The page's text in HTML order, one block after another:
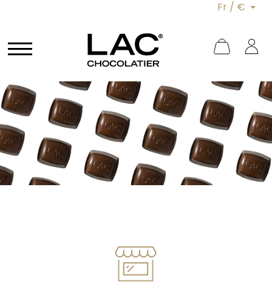
Fr / €